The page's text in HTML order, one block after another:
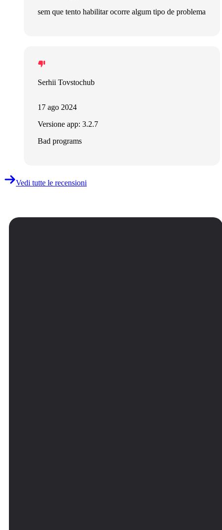
sem que tento habilitar ocorre algum tipo de problema
Serhii Tovstochub
17 ago 2024
Versione app: 3.2.7
Bad programs
Vedi tutte le recensioni